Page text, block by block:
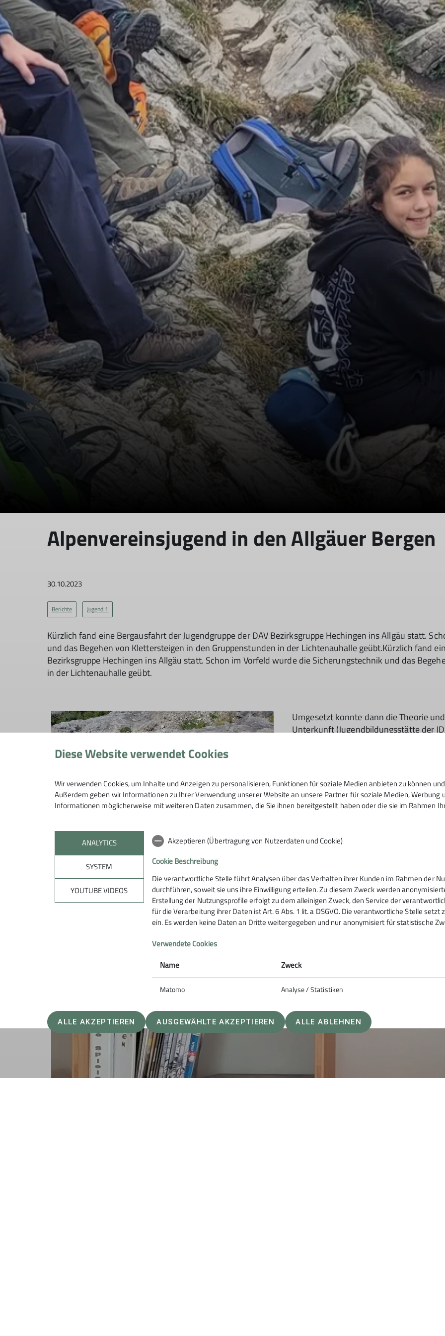
Alpenvereinsjugend in den Allgäuer Bergen
30.10.2023
Berichte Jugend 1
Kürzlich fand eine Bergausfahrt der Jugendgruppe der DAV Bezirksgruppe Hechingen ins Allgäu statt.
und das Begehen von Klettersteigen in den Gruppenstunden in der Lichtenauhalle geübt.Kürzlich fand
Bezirksgruppe Hechingen ins Allgäu statt. Schon im Vorfeld wurde die Sicherungstechnik und das
in der Lichtenauhalle geübt.
© Jürgen Buckenmaier
Umgesetzt konnte dann die Theorie
Unterkunft (Jugendbildungsstätte der
Seilroute auch für Einsteiger und
erste Klettersteig und bei schönstem
selbstgemachtem Kartoffelsalat und
Am Folgetag stand dann eine Wanderung auf den Hausberg der Oberjocher, dem Iseler auf dem
Sicht gab es beeindruckte Bilder in die umliegende zentrale Allgäuer Alpen. Nach dem Abstieg über die
sektionseigenen Bussle wieder zurück nach Oberjoch wurde die Heimfahrt angetreten.
Diese Website verwendet Cookies
Wir verwenden Cookies, um Inhalte und Anzeigen zu personalisieren, Funktionen für soziale Medien anbieten zu können
Außerdem geben wir Informationen zu Ihrer Verwendung unserer Website an unsere Partner für soziale Medien, Werbung
Informationen möglicherweise mit weiteren Daten zusammen, die Sie ihnen bereitgestellt haben oder die sie im Rahmen
ANALYTICS
SYSTEM
YOUTUBE VIDEOS
Akzeptieren (Übertragung von Nutzerdaten und Cookie)
Cookie Beschreibung
Die verantwortliche Stelle führt Analysen über das Verhalten ihrer Kunden im Rahmen der
durchführen, soweit sie uns ihre Einwilligung erteilen. Zu diesem Zweck werden
Erstellung der Nutzungsprofile erfolgt zu dem alleinigen Zweck, den Service der
für die Verarbeitung ihrer Daten ist Art. 6 Abs. 1 lit. a DSGVO. Die verantwortliche Stelle
ein. Es werden keine Daten an Dritte weitergegeben und nur anonymisiert für statistische
Verwendete Cookies
Name
Zweck
Matomo Analyse / Statistiken
ALLE AKZEPTIEREN AUSGEWÄHLTE AKZEPTIEREN ALLE ABLEHNEN